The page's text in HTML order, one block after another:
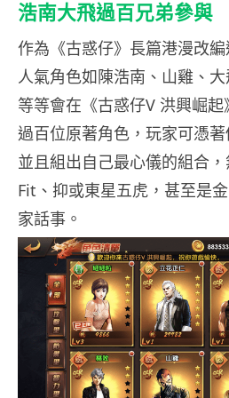
浩南大飛過百兄弟參與
作為《古惑仔》長篇港漫改
人氣角色如陳浩南、山雞、
等等會在《古惑仔V 洪興崛
過百位原著角色，玩家可憑著
並且組出自己最心儀的組合
Fit、抑或東星五虎，甚至是
家話事。